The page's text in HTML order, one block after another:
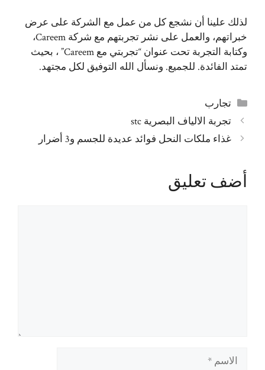
لذلك علينا أن نشجع كل من عمل مع الشركة على عرض
خبراتهم، والعمل على نشر تجربتهم مع شركة Careem،
وكتابة التجربة تحت عنوان “تجربتي مع Careem” ، بحيث
تمتد الفائدة. للجميع. ونسأل الله التوفيق لكل مجتهد.
التصنيفات
تجارب
تجربة الالياف البصرية stc
غذاء ملكات النحل فوائد عديدة للجسم و3 أضرار
أضف تعليق
الاسم